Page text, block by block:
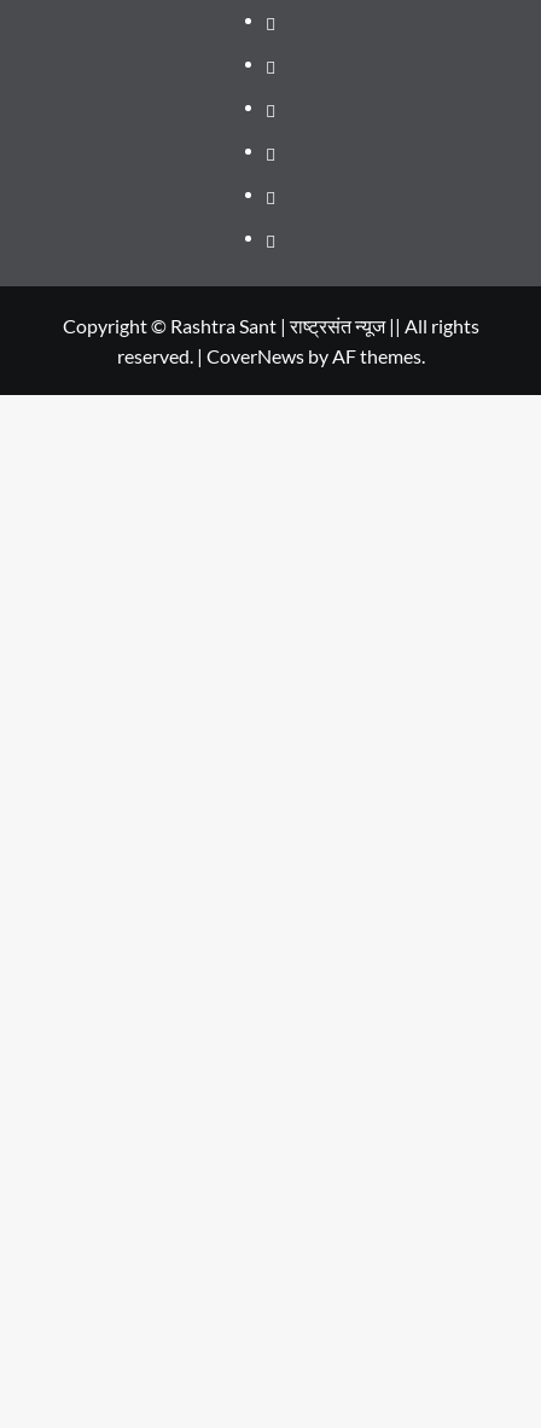
About
WEB
SERIES
TO
Dehradun
Smart
City
Life
in
Dehradun
Places
to
in
Dehradun
सम्पर्क
Copyright © Rashtra Sant | राष्ट्रसंत न्यूज || All rights
reserved. | CoverNewsby AF themes.